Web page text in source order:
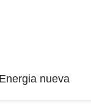
Energia nueva